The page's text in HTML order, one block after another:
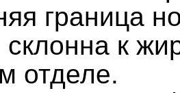
граница
склонна к
отделе.